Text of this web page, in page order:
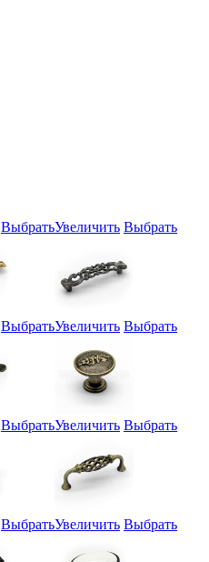
ВыбратьУвеличить Выбрать
ВыбратьУвеличить Выбрать
ВыбратьУвеличить Выбрать
ВыбратьУвеличить Выбрать